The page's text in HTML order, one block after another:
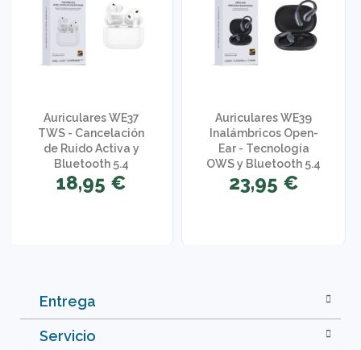
Auriculares WE37
TWS - Cancelación
de Ruido Activa y
Bluetooth 5.4
18,95 €
Auriculares WE39
Inalámbricos Open-
Ear - Tecnología
OWS y Bluetooth 5.4
23,95 €
Entrega
Servicio